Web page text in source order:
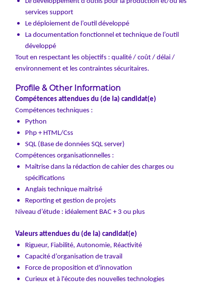
services support
Le déploiement de l’outil développé
La documentation fonctionnel et technique de l’outil
développé
Tout en respectant les objectifs : qualité / coût / délai /
environnement et les contraintes sécuritaires.
Profile & Other Information
Compétences attendues du (de la) candidat(e)
Compétences techniques :
Python
Php + HTML/Css
SQL (Base de données SQL server)
Compétences organisationnelles :
Maîtrise dans la rédaction de cahier des charges ou
spécifications
Anglais technique maîtrisé
Reporting et gestion de projets
Niveau d’étude : idéalement BAC + 3 ou plus
Valeurs attendues du (de la) candidat(e)
Rigueur, Fiabilité, Autonomie, Réactivité
Capacité d’organisation de travail
Force de proposition et d'innovation
Curieux et à l'écoute des nouvelles technologies